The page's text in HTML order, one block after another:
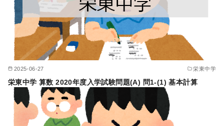
2025-06-27 栄東中学
栄東中学 算数 2020年度入学試験問題(A) 問1-(1) 基本計算